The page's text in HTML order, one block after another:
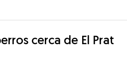
cerca de El Prat